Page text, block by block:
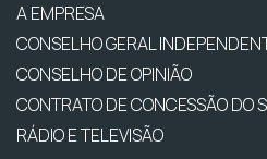
A EMPRESA
CONSELHO GERAL
CONSELHO DE OPINIÃO
CONTRATO DE CONCESSÃO DO
RÁDIO E TELEVISÃO